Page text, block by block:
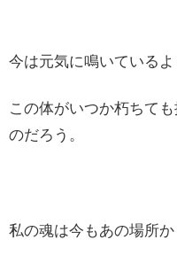
今は元気に鳴いているよ
この体がいつか朽ちて
のだろう。
私の魂は今もあの場所